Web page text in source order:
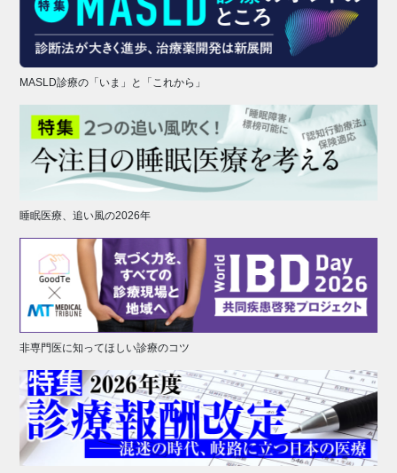
MASLD診療の「いま」と「これから」
睡眠医療、追い風の2026年
非専門医に知ってほしい診療のコツ